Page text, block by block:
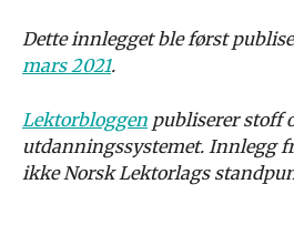
Dette innlegget ble først
mars 2021.
Lektorbloggen publiserer stoff
utdanningssystemet. Innlegg
ikke Norsk Lektorlags